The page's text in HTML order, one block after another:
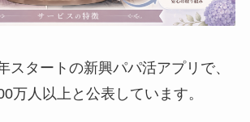
スタートの新興パパ活アプリで、
万人以上と公表しています。